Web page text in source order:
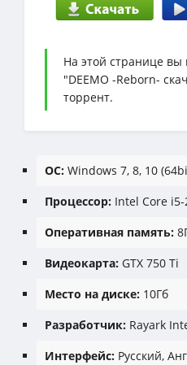
На этой странице вы
"DEEMO -Reborn-
торрент.
ОС: Windows 7, 8, 10
Процессор: Intel Core i5-
Оперативная память:
Видеокарта: GTX 750 Ti
Место на диске: 10Гб
Разработчик: Rayark
Интерфейс: Русский,